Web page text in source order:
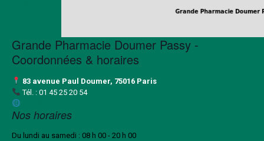
Grande Pharmacie Doumer Passy -
Coordonnées & horaires
83 avenue Paul Doumer, 75016 Paris
Tél. : 01 45 25 20 54
Nos horaires
Du lundi au samedi : 08 h 00 - 20 h 00